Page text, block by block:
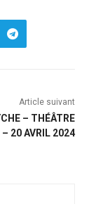
Article suivant
– THÉÂTRE
– 20 AVRIL 2024